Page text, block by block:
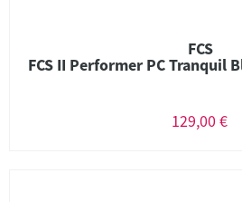
FCS
FCS II Performer PC Tranquil
129,00 €